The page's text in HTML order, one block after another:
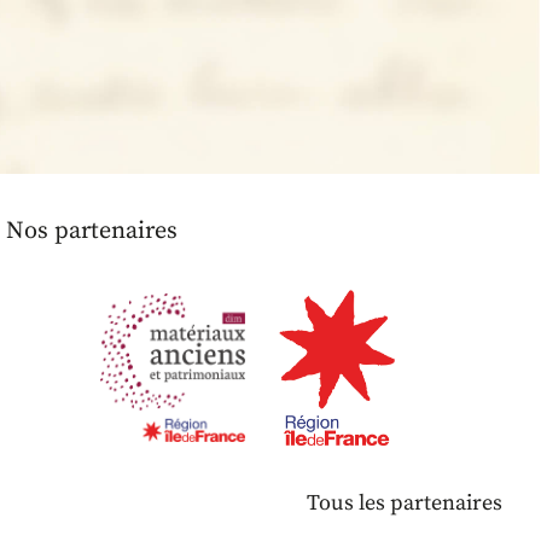
Nos partenaires
Tous les partenaires